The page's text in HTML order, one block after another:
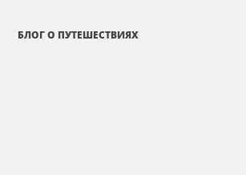
БЛОГ О ПУТЕШЕСТВИЯХ